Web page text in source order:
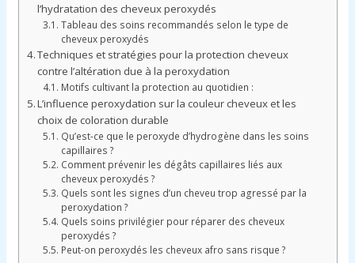
l’hydratation des cheveux peroxydés
Tableau des soins recommandés selon le type de
cheveux peroxydés
Techniques et stratégies pour la protection cheveux
contre l’altération due à la peroxydation
Motifs cultivant la protection au quotidien :
L’influence peroxydation sur la couleur cheveux et les
choix de coloration durable
Qu’est-ce que le peroxyde d’hydrogène dans les soins
capillaires ?
Comment prévenir les dégâts capillaires liés aux
cheveux peroxydés ?
Quels sont les signes d’un cheveu trop agressé par la
peroxydation ?
Quels soins privilégier pour réparer des cheveux
peroxydés ?
Peut-on peroxydés les cheveux afro sans risque ?